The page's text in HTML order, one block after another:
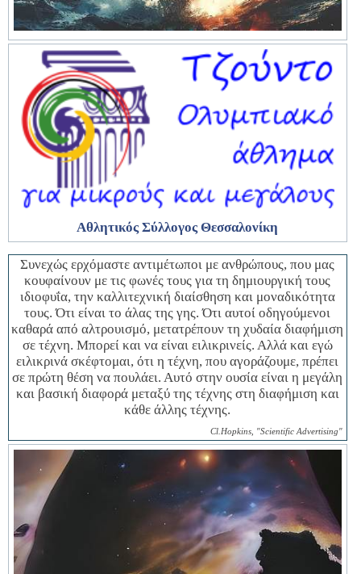
Αθλητικός ΣύλλογοςΘεσσαλονίκη
Συνεχώς ερχόμαστε αντιμέτωποι με ανθρώπους, που μας
κουφαίνουν με τις φωνές τους για τη δημιουργική τους
ιδιοφυΐα, την καλλιτεχνική διαίσθηση και μοναδικότητα
τους. Ότι είναι το άλας της γης. Ότι αυτοί οδηγούμενοι
καθαρά από αλτρουισμό, μετατρέπουν τη χυδαία διαφήμιση
σε τέχνη. Μπορεί και να είναι ειλικρινείς. Αλλά και εγώ
ειλικρινά σκέφτομαι, ότι η τέχνη, που αγοράζουμε, πρέπει
σε πρώτη θέση να πουλάει. Αυτό στην ουσία είναι η μεγάλη
και βασική διαφορά μεταξύ της τέχνης στη διαφήμιση και
κάθε άλλης τέχνης.
Cl.Hopkins, "Scientific Advertising"